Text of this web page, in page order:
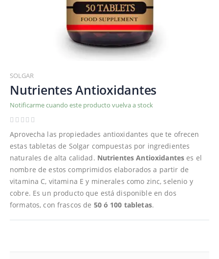
al
comienzo
de
la
galería
imágenes
SOLGAR
Nutrientes Antioxidantes
Notificarme cuando este producto vuelva a stock
Aprovecha las propiedades antioxidantes que te ofrecen
estas tabletas de Solgar compuestas por ingredientes
naturales de alta calidad. Nutrientes Antioxidantes es el
nombre de estos comprimidos elaborados a partir de
vitamina C, vitamina E y minerales como zinc, selenio y
cobre. Es un producto que está disponible en dos
formatos, con frascos de 50 ó 100 tabletas.